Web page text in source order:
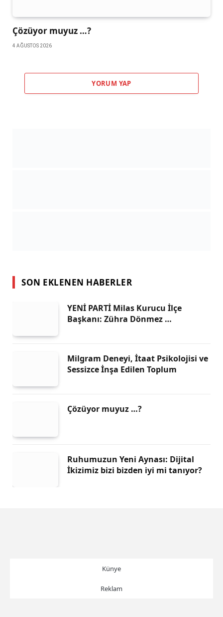
Çözüyor muyuz …?
4 AĞUSTOS 2026
YORUM YAP
SON EKLENEN HABERLER
YENİ PARTİ Milas Kurucu İlçe
Başkanı: Zühra Dönmez …
Milgram Deneyi, İtaat Psikolojisi ve
Sessizce İnşa Edilen Toplum
Çözüyor muyuz …?
Ruhumuzun Yeni Aynası: Dijital
İkizimiz bizi bizden iyi mi tanıyor?
Künye
Reklam